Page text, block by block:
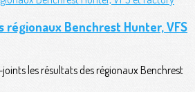
régionaux Benchrest Hunter, VFS
les résultats des régionaux Benchrest